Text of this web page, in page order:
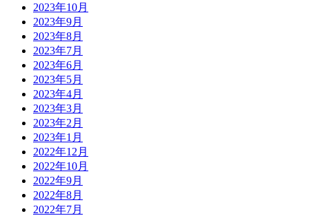
2023年10月
2023年9月
2023年8月
2023年7月
2023年6月
2023年5月
2023年4月
2023年3月
2023年2月
2023年1月
2022年12月
2022年10月
2022年9月
2022年8月
2022年7月